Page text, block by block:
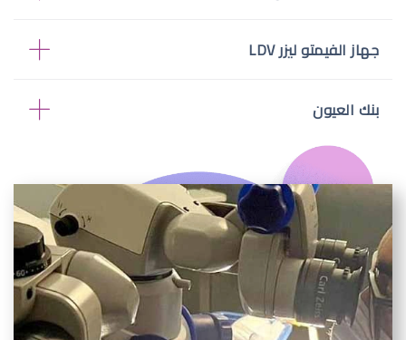
جهاز الفيمتو ليزر LDV
بنك العيون